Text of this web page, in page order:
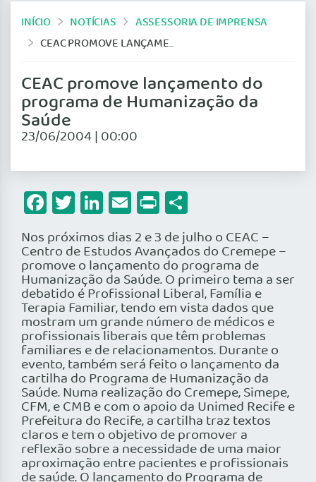
INÍCIO NOTÍCIAS
ASSESSORIA DE IMPRENSA
CEAC PROMOVE LANÇAMENTO DO PROGRAMA DE HUMANIZAÇÃO DA SAÚDE
CEAC promove lançamento do
programa de Humanização da
Saúde
23/06/2004 | 00:00
Facebook
Twitter
LinkedIn
Email
Print
Nos próximos dias 2 e 3 de julho o CEAC –
Centro de Estudos Avançados do Cremepe –
promove o lançamento do programa de
Humanização da Saúde. O primeiro tema a ser
debatido é Profissional Liberal, Família e
Terapia Familiar, tendo em vista dados que
mostram um grande número de médicos e
profissionais liberais que têm problemas
familiares e de relacionamentos. Durante o
evento, também será feito o lançamento da
cartilha do Programa de Humanização da
Saúde. Numa realização do Cremepe, Simepe,
CFM, e CMB e com o apoio da Unimed Recife e
Prefeitura do Recife, a cartilha traz textos
claros e tem o objetivo de promover a
reflexão sobre a necessidade de uma maior
aproximação entre pacientes e profissionais